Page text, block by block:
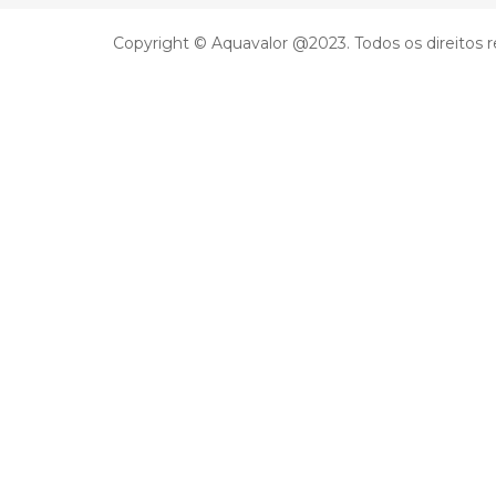
Copyright © Aquavalor @2023. Todos os direitos